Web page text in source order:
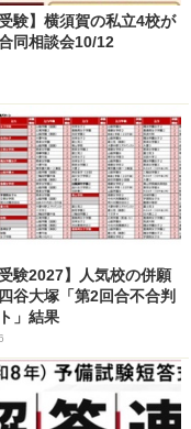
受験】横須賀の私立4校が
同相談会10/12
受験2027】人気校の併願
谷大塚「第2回合不合判
」結果